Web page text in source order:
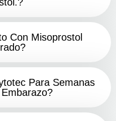
Con Misoprostol
Para Semanas